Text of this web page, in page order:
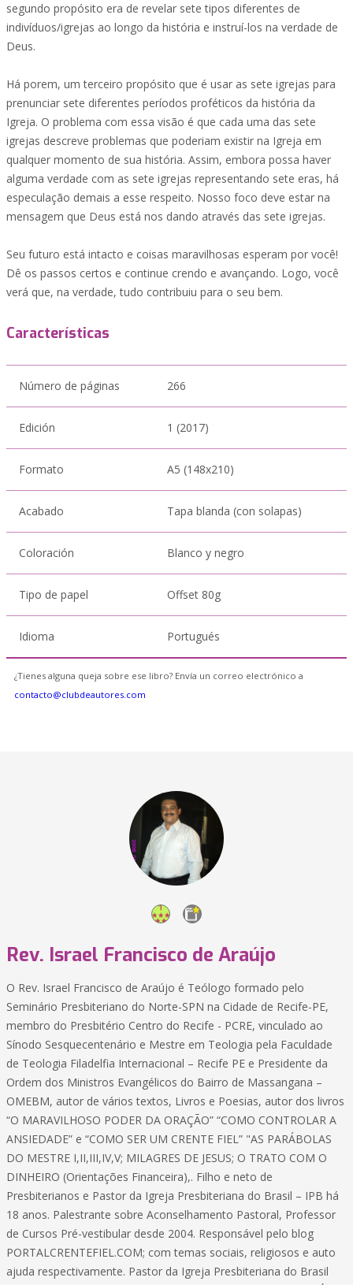
segundo propósito era de revelar sete tipos diferentes de
indivíduos/igrejas ao longo da história e instruí-los na verdade de
Deus.
Há porem, um terceiro propósito que é usar as sete igrejas para
prenunciar sete diferentes períodos proféticos da história da
Igreja. O problema com essa visão é que cada uma das sete
igrejas descreve problemas que poderiam existir na Igreja em
qualquer momento de sua história. Assim, embora possa haver
alguma verdade com as sete igrejas representando sete eras, há
especulação demais a esse respeito. Nosso foco deve estar na
mensagem que Deus está nos dando através das sete igrejas.
Seu futuro está intacto e coisas maravilhosas esperam por você!
Dê os passos certos e continue crendo e avançando. Logo, você
verá que, na verdade, tudo contribuiu para o seu bem.
Características
Número de páginas 266
Edición 1 (2017)
Formato A5 (148x210)
Acabado Tapa blanda (con solapas)
Coloración Blanco y negro
Tipo de papel Offset 80g
Idioma Portugués
¿Tienes alguna queja sobre ese libro? Envía un correo electrónico a
contacto@clubdeautores.com
Rev. Israel Francisco de Araújo
O Rev. Israel Francisco de Araújo é Teólogo formado pelo
Seminário Presbiteriano do Norte-SPN na Cidade de Recife-PE,
membro do Presbitério Centro do Recife - PCRE, vinculado ao
Sínodo Sesquecentenário e Mestre em Teologia pela Faculdade
de Teologia Filadelfia Internacional – Recife PE e Presidente da
Ordem dos Ministros Evangélicos do Bairro de Massangana –
OMEBM, autor de vários textos, Livros e Poesias, autor dos livros
“O MARAVILHOSO PODER DA ORAÇÃO” “COMO CONTROLAR A
ANSIEDADE” e “COMO SER UM CRENTE FIEL” "AS PARÁBOLAS
DO MESTRE I,II,III,IV,V; MILAGRES DE JESUS; O TRATO COM O
DINHEIRO (Orientações Financeira),. Filho e neto de
Presbiterianos e Pastor da Igreja Presbiteriana do Brasil – IPB há
18 anos. Palestrante sobre Aconselhamento Pastoral, Professor
de Cursos Pré-vestibular desde 2004. Responsável pelo blog
PORTALCRENTEFIEL.COM; com temas sociais, religiosos e auto
ajuda respectivamente. Pastor da Igreja Presbiteriana do Brasil